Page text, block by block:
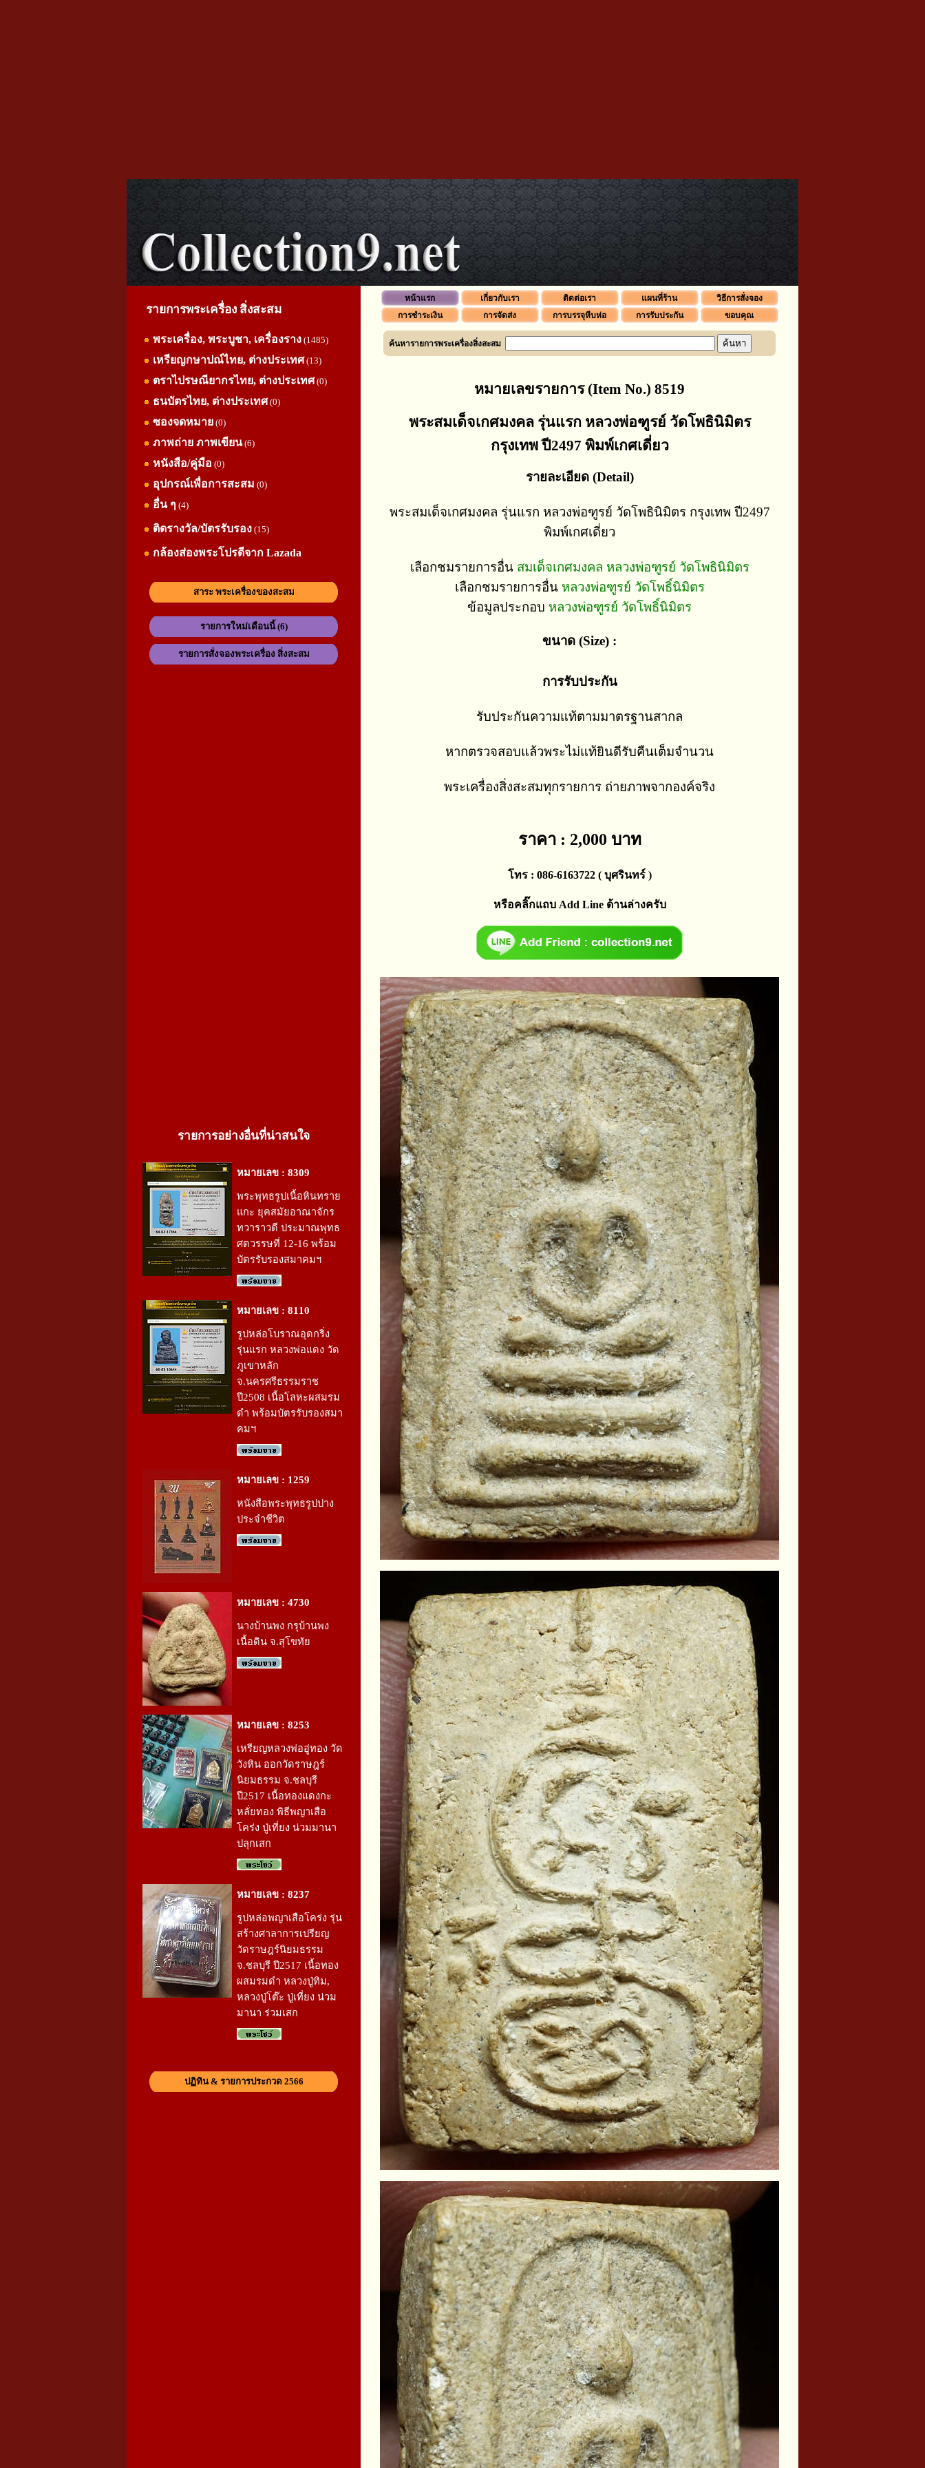
รายการพระเครื่อง สิ่งสะสม
พระเครื่อง, พระบูชา, เครื่องราง (1485)
เหรียญกษาปณ์ไทย, ต่างประเทศ(13)
ตราไปรษณียากรไทย, ต่างประเทศ(0)
ธนบัตรไทย, ต่างประเทศ(0)
ซองจดหมาย (0)
ภาพถ่าย ภาพเขียน(6)
หนังสือ/คู่มือ (0)
อุปกรณ์เพื่อการสะสม (0)
อื่น ๆ (4)
ติดรางวัล/บัตรรับรอง (15)
กล้องส่องพระโปรดีจาก Lazada
สาระ พระเครื่องของสะสม
รายการใหม่เดือนนี้ (6)
รายการสั่งจองพระเครื่อง สิ่งสะสม
รายการอย่างอื่นที่น่าสนใจ
หมายเลข : 8309
พระพุทธรูปเนื้อหินทราย
แกะ ยุคสมัยอาณาจักร
ทวาราวดี ประมาณพุทธ
ศตวรรษที่ 12-16 พร้อม
บัตรรับรองสมาคมฯ
หมายเลข : 8110
รูปหล่อโบราณอุดกริ่ง
รุ่นแรก หลวงพ่อแดง วัด
ภูเขาหลัก
จ.นครศรีธรรมราช
ปี2508 เนื้อโลหะผสมรม
ดำ พร้อมบัตรรับรองสมา
คมฯ
หมายเลข : 1259
หนังสือพระพุทธรูปปาง
ประจำชีวิต
หมายเลข : 4730
นางบ้านพง กรุบ้านพง
เนื้อดิน จ.สุโขทัย
หมายเลข : 8253
เหรียญหลวงพ่ออู่ทอง วัด
วังหิน ออกวัดราษฎร์
นิยมธรรม จ.ชลบุรี
ปี2517 เนื้อทองแดงกะ
หลั่ยทอง พิธีพญาเสือ
โคร่ง ปู่เที่ยง น่วมมานา
ปลุกเสก
หมายเลข : 8237
รูปหล่อพญาเสือโคร่ง รุ่น
สร้างศาลาการเปรียญ
วัดราษฎร์นิยมธรรม
จ.ชลบุรี ปี2517 เนื้อทอง
ผสมรมดำ หลวงปู่ทิม,
หลวงปู่โต๊ะ ปู่เที่ยง น่วม
มานา ร่วมเสก
ปฏิทิน & รายการประกวด 2566
หน้าแรก เกี่ยวกับเรา ติดต่อเรา แผนที่ร้าน
วิธีการสั่งจอง
การชำระเงิน
การจัดส่ง การบรรจุหีบห่อ การรับประกัน ขอบคุณ
ค้นหารายการพระเครื่องสิ่งสะสม
หมายเลขรายการ (Item No.) 8519
พระสมเด็จเกศมงคล รุ่นแรก หลวงพ่อฑูรย์ วัดโพธินิมิตร
กรุงเทพ ปี2497 พิมพ์เกศเดี่ยว
รายละเอียด (Detail)
พระสมเด็จเกศมงคล รุ่นแรก หลวงพ่อฑูรย์ วัดโพธินิมิตร กรุงเทพ ปี2497
พิมพ์เกศเดี่ยว
เลือกชมรายการอื่น สมเด็จเกศมงคล หลวงพ่อฑูรย์ วัดโพธินิมิตร
เลือกชมรายการอื่น หลวงพ่อฑูรย์ วัดโพธิ์นิมิตร
ข้อมูลประกอบ หลวงพ่อฑูรย์ วัดโพธิ์นิมิตร
ขนาด (Size) :
การรับประกัน
รับประกันความแท้ตามมาตรฐานสากล
หากตรวจสอบแล้วพระไม่แท้ยินดีรับคืนเต็มจำนวน
พระเครื่องสิ่งสะสมทุกรายการ ถ่ายภาพจากองค์จริง
ราคา : 2,000 บาท
โทร : 086-6163722 ( บุศรินทร์ )
หรือคลิ๊กแถบ Add Line ด้านล่างครับ